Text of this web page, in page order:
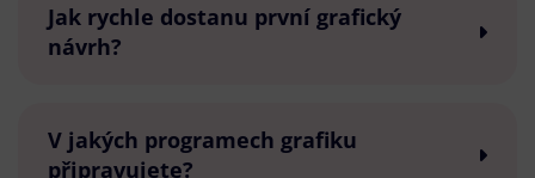
Jak rychle dostanu první grafický
návrh?
V jakých programech grafiku
připravujete?